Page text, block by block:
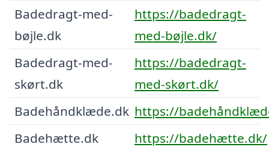
Badedragt-med-
bøjle.dk
https://badedragt-
med-bøjle.dk/
Badedragt-med-
skørt.dk
https://badedragt-
med-skørt.dk/
Badehåndklæde.dk https://
Badehætte.dk
https://badehætte.dk/